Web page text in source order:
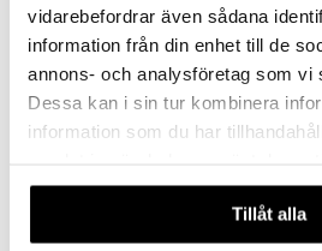
vidarebefordrar även sådana
information från din enhet till de
annons- och analysföretag som vi
Dessa kan i sin tur kombinera
information som du har
våra cookies vid fortsatt
Tillåt alla
19,90 €